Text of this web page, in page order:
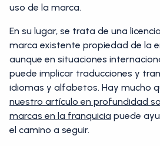
uso de la marca.
En su lugar, se trata de una
marca existente propiedad de la
aunque en situaciones
puede implicar traducciones y
idiomas y alfabetos. Hay mucho
nuestro artículo en profundidad
marcas en la franquicia puede
el camino a seguir.